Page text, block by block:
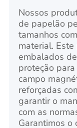
Nossos
de papelão
tamanhos
material.
embalados
proteção
campo
reforçadas
garantir o
com as
Garantimos o